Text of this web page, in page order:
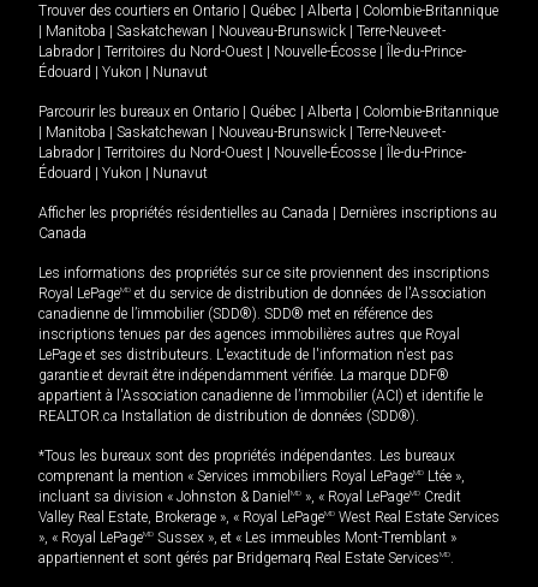
Trouver des courtiers en Ontario Québec Alberta
Colombie-Britannique
Manitoba Saskatchewan Nouveau-Brunswick
Terre-Neuve-et-
Labrador
Territoires du Nord-Ouest Nouvelle-Écosse
Île-du-Prince-
Édouard
Yukon Nunavut
Parcourir les bureaux en Ontario Québec Alberta
Colombie-Britannique
Manitoba Saskatchewan Nouveau-Brunswick
Terre-Neuve-et-
Labrador
Territoires du Nord-Ouest Nouvelle-Écosse
Île-du-Prince-
Édouard
Yukon Nunavut
Afficher les propriétés résidentielles au Canada
Dernières inscriptions au
Canada
Les informations des propriétés sur ce site proviennent des inscriptions
Royal LePageMD et du service de distribution de données de l'Association
canadienne de l’immobilier (SDD®). SDD® met en référence des
inscriptions tenues par des agences immobilières autres que Royal
LePage et ses distributeurs. L'exactitude de l'information n'est pas
garantie et devrait être indépendamment vérifiée. La marque DDF®
appartient à l'Association canadienne de l’immobilier (ACI) et identifie le
REALTOR.ca Installation de distribution de données (SDD®).
*Tous les bureaux sont des propriétés indépendantes. Les bureaux
comprenant la mention « Services immobiliers Royal LePageMD Ltée »,
incluant sa division « Johnston & Daniel MD », « Royal LePageMD Credit
Valley Real Estate, Brokerage », « Royal LePageMD West Real Estate Services
», « Royal LePageMD Sussex », et « Les immeubles Mont-Tremblant »
appartiennent et sont gérés par Bridgemarq Real Estate ServicesMD.